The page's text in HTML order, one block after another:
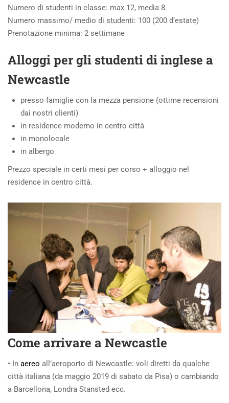
Numero di studenti in classe: max 12, media 8
Numero massimo/ medio di studenti: 100 (200 d’estate)
Prenotazione minima: 2 settimane
Alloggi per gli studenti di inglese a
Newcastle
presso famiglie con la mezza pensione (ottime recensioni
dai nostri clienti)
in residence moderno in centro città
in monolocale
in albergo
Prezzo speciale in certi mesi per corso + alloggio nel
residence in centro città.
Come arrivare a Newcastle
• In aereo all’aeroporto di Newcastle: voli diretti da qualche
città italiana (da maggio 2019 di sabato da Pisa) o cambiando
a Barcellona, Londra Stansted ecc.